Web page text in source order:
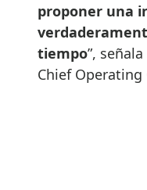
proponer una
tiempo”,
Chief Operating